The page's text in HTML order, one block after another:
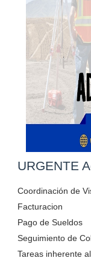
URGENTE
Coordinación de
Facturacion
Pago de Sueldos
Seguimiento de
Tareas inherente